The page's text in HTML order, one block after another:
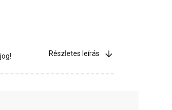
Részletes leírás